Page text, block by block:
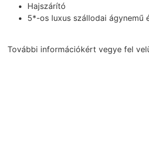
Hajszárító
5*-os luxus szállodai ágynemű
További információkért vegye fel